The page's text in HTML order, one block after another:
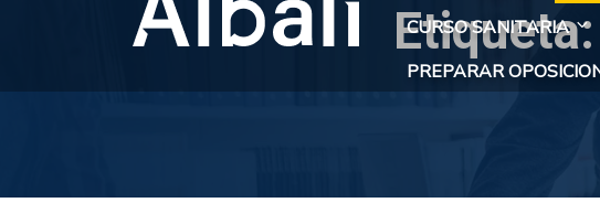
CURSO SANITARIA
PREPARAR
Etiqueta: